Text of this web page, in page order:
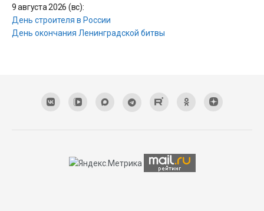
9 августа 2026 (вс):
День строителя в России
День окончания Ленинградской битвы